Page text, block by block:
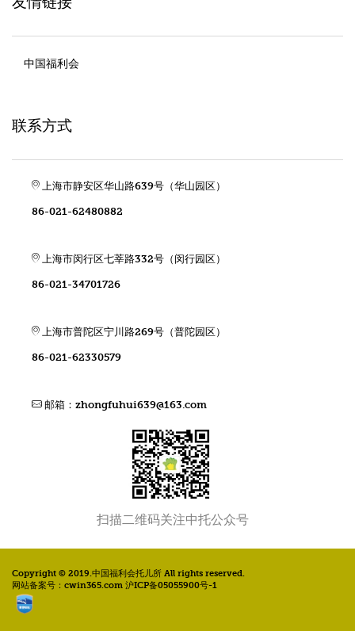
中国福利会
联系方式
上海市静安区华山路639号（华山园区）
86-021-62480882
上海市闵行区七莘路332号（闵行园区）
86-021-34701726
上海市普陀区宁川路269号（普陀园区）
86-021-62330579
邮箱： zhongfuhui639@163.com
扫描二维码关注中托公众号
Copyright © 2019.中国福利会托儿所 All rights reserved.
网站备案号：cwin365.com 沪ICP备05055900号-1